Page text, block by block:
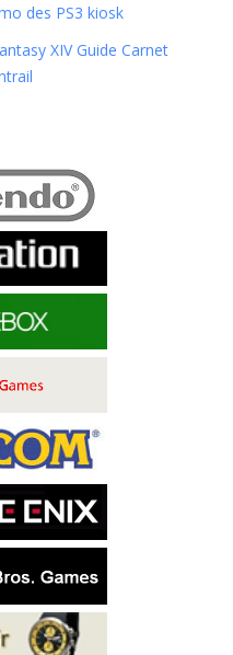
des PS3 kiosk
XIV Guide Carnet